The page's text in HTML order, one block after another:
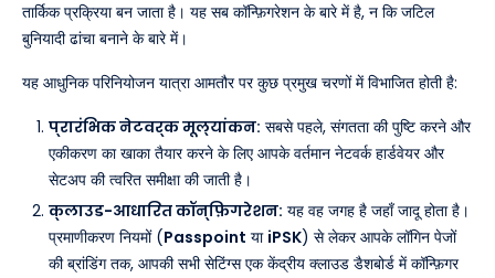
तार्किक प्रक्रिया बन जाता है। यह सब कॉन्फ़िगरेशन के बारे में है, न कि जटिल
बुनियादी ढांचा बनाने के बारे में।
यह आधुनिक परिनियोजन यात्रा आमतौर पर कुछ प्रमुख चरणों में विभाजित होती है:
प्रारंभिक नेटवर्क मूल्यांकन: सबसे पहले, संगतता की पुष्टि करने और
एकीकरण का खाका तैयार करने के लिए आपके वर्तमान नेटवर्क हार्डवेयर और
सेटअप की त्वरित समीक्षा की जाती है।
क्लाउड-आधारित कॉन्फ़िगरेशन: यह वह जगह है जहाँ जादू होता है।
प्रमाणीकरण नियमों (Passpoint या iPSK) से लेकर आपके लॉगिन पेजों
की ब्रांडिंग तक, आपकी सभी सेटिंग्स एक केंद्रीय क्लाउड डैशबोर्ड में कॉन्फ़िगर